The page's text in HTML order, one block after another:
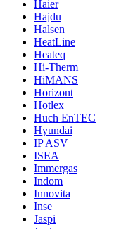
Haier
Hajdu
Halsen
HeatLine
Heateq
Hi-Therm
HiMANS
Horizont
Hotlex
Huch EnTEC
Hyundai
IP ASV
ISEA
Immergas
Indom
Innovita
Inse
Jaspi